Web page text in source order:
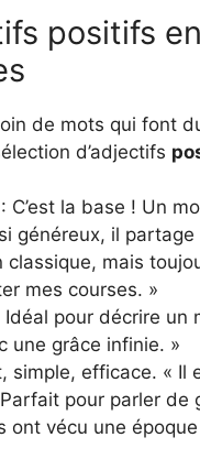
positifs
de mots qui font
d’adjectifs
: C’est la base ! Un
généreux, il
classique, mais
mes courses. »
Idéal pour décrire un
une grâce infinie. »
simple, efficace. « Il
pour parler de
ont vécu une